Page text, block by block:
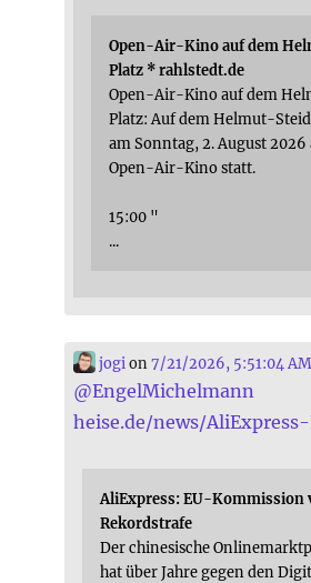
Open-Air-Kino auf dem
Platz * rahlstedt.de
Open-Air-Kino auf dem
Platz: Auf dem Helmut-
am Sonntag, 2. August 2026
Open-Air-Kino statt.
15:00 "
...
jogion7/21/2026, 5:51:04 AM
@EngelMichelmann
heise.de/news/
AliExpress: EU-Kommission
Rekordstrafe
Der chinesische
hat über Jahre gegen den